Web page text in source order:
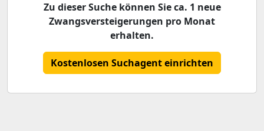
Zu dieser Suche können Sie ca. 1 neue
Zwangsversteigerungen pro Monat
erhalten.
Kostenlosen Suchagent einrichten